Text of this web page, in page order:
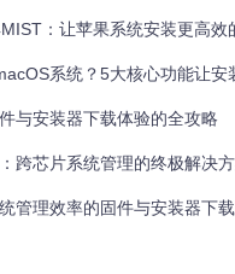
目仓库：
启全盘访问权限：
安全性" > "全盘访问"
：让苹果系统安装更高效
系统？5大核心功能让安
与安装器下载体验的全攻略
跨芯片系统管理的终极解决
管理效率的固件与安装器下